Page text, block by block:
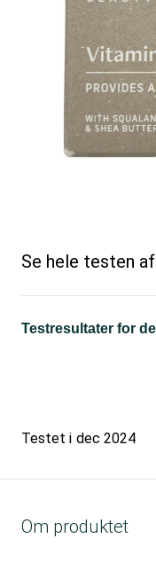
Se hele testen af
Testresultater for
Testet i dec 2024
Om produktet